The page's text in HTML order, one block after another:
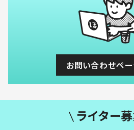
お問い合わせペ
ライター募